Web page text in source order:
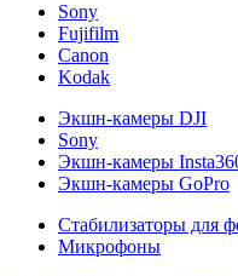
Sony
Fujifilm
Canon
Kodak
Экшн-камеры DJI
Sony
Экшн-камеры
Экшн-камеры GoPro
Стабилизаторы для
Микрофоны